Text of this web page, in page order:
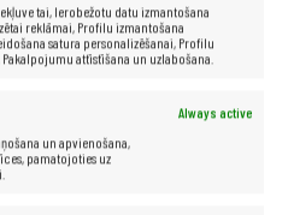
tai, Ierobežotu datu izmantošana
reklāmai, Profilu izmantošana
satura personalizēšanai, Profilu
attīstīšana un uzlabošana.
Always active
un apvienošana,
pamatojoties uz
VGA (D-Sub), DVI-I, citi
24 mēneši